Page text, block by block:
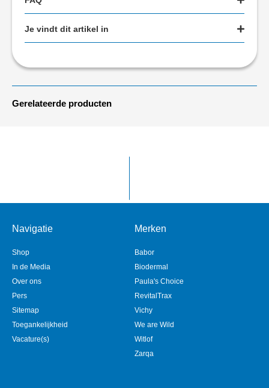
Je vindt dit artikel in
Gerelateerde producten
Navigatie
Shop
In de Media
Over ons
Pers
Sitemap
Toegankelijkheid
Vacature(s)
Merken
Babor
Biodermal
Paula's Choice
RevitalTrax
Vichy
We are Wild
Witlof
Zarqa